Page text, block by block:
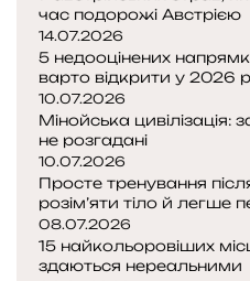
час подорожі Австрією
14.07.2026
5 недооцінених
варто відкрити у 2026
10.07.2026
Мінойська цивілізація:
не розгадані
10.07.2026
Просте тренування
розім’яти тіло й легше
08.07.2026
15 найкольоровіших
здаються нереальними